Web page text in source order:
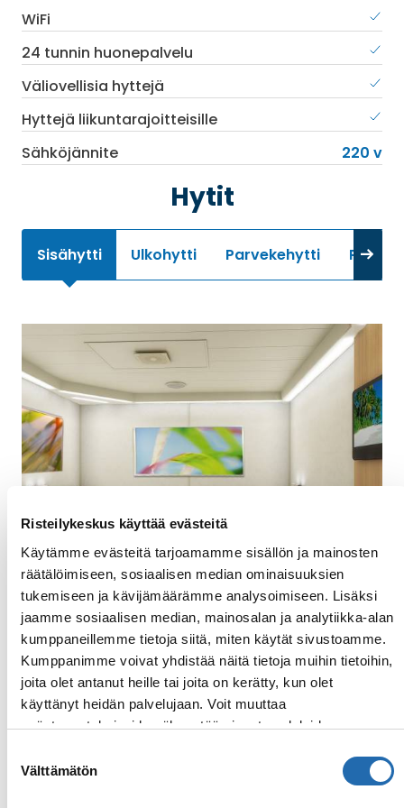
Risteilykeskus käyttää evästeitä
Käytämme evästeitä tarjoamamme sisällön ja mainosten
räätälöimiseen, sosiaalisen median ominaisuuksien
tukemiseen ja kävijämäärämme analysoimiseen. Lisäksi
jaamme sosiaalisen median, mainosalan ja analytiikka-alan
kumppaneillemme tietoja siitä, miten käytät sivustoamme.
Kumppanimme voivat yhdistää näitä tietoja muihin tietoihin,
joita olet antanut heille tai joita on kerätty, kun olet
käyttänyt heidän palvelujaan. Voit muuttaa
evästeasetuksiesi hyväksyntää sivuston alalaidassa
valinta
Välttämätön
WiFi
24 tunnin huonepalvelu
Väliovellisia hyttejä
Hyttejä liikuntarajoitteisille
Sähköjännite
220 v
Hytit
Sisähytti Ulkohytti Parvekehytti
Sisähytti
Viihtyisissä sisähyteissä on kaksi mukavaa
vuodetta, jotka hyttipalvelijat pyydettäessä
yhdistävät parivuoteeksi. Hyttien varusteluun
tallelokero, ilmastointi, hiustenkuivaaja (ei
Fantasia-luokan aluksilla), minibaari (ei kaikissa